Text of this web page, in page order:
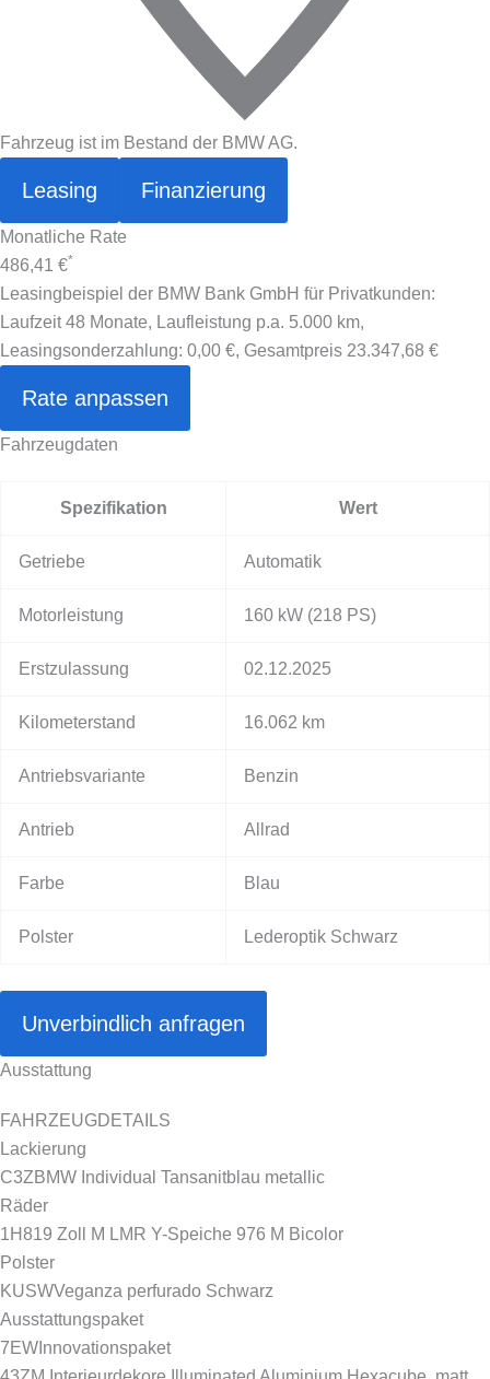
Fahrzeug ist im Bestand der BMW AG.
Leasing Finanzierung
Monatliche Rate
486,41 €*
Leasingbeispiel der BMW Bank GmbH für Privatkunden:
Laufzeit 48 Monate, Laufleistung p.a. 5.000 km,
Leasingsonderzahlung: 0,00 €, Gesamtpreis 23.347,68 €
Rate anpassen
Fahrzeugdaten
Spezifikation Wert
Getriebe Automatik
Motorleistung 160 kW (218 PS)
Erstzulassung 02.12.2025
Kilometerstand 16.062 km
Antriebsvariante Benzin
Antrieb Allrad
Farbe Blau
Polster Lederoptik Schwarz
Unverbindlich anfragen
Ausstattung
FAHRZEUGDETAILS
Lackierung
C3Z BMW Individual Tansanitblau metallic
Räder
1H819 Zoll M LMR Y-Speiche 976 M Bicolor
Polster
KUSWVeganza perfurado Schwarz
Ausstattungspaket
7EW Innovationspaket